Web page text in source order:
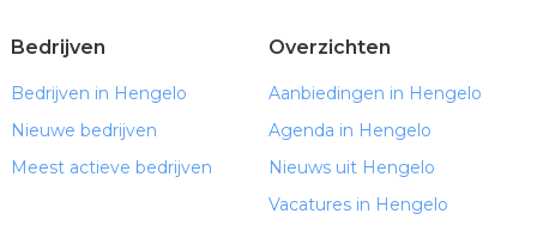
Bedrijven
Bedrijven in Hengelo
Nieuwe bedrijven
Meest actieve bedrijven
Overzichten
Aanbiedingen in Hengelo
Agenda in Hengelo
Nieuws uit Hengelo
Vacatures in Hengelo